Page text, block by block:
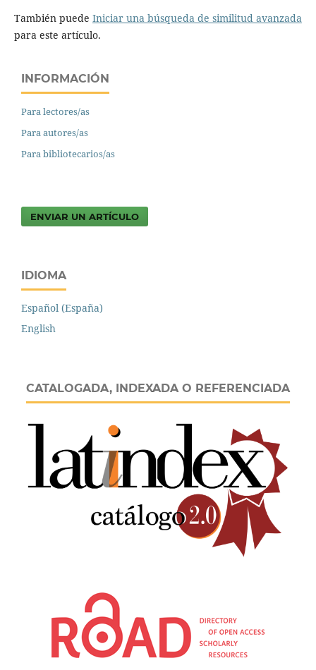
También puede Iniciar una búsqueda de similitud avanzada
para este artículo.
INFORMACIÓN
Para lectores/as
Para autores/as
Para bibliotecarios/as
ENVIAR UN ARTÍCULO
IDIOMA
Español (España)
English
CATALOGADA, INDEXADA O REFERENCIADA